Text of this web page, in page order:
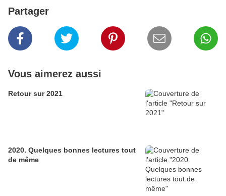
Partager
Vous aimerez aussi
Retour sur 2021
2020. Quelques bonnes lectures tout
de même